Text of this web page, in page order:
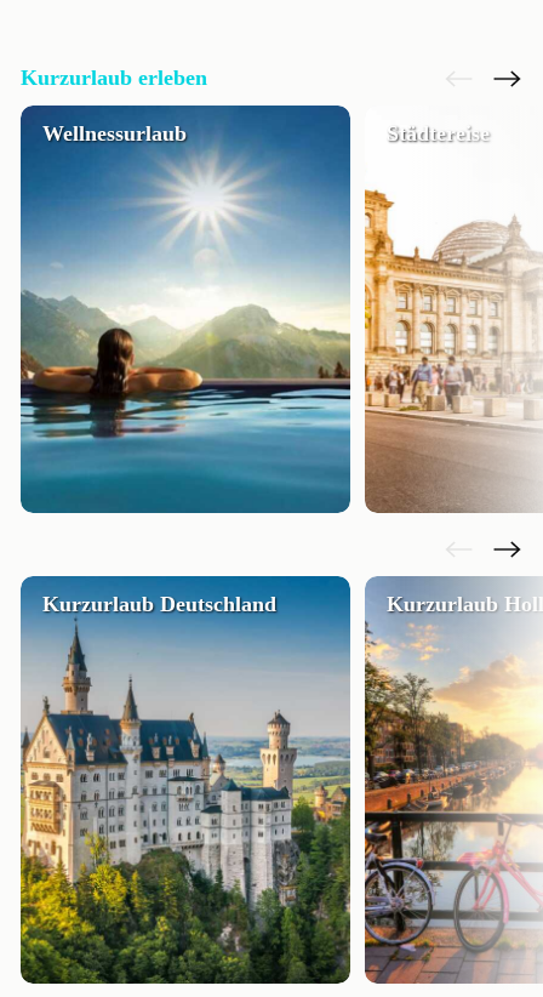
Kurzurlaub erleben
Wellnessurlaub Städtereise
Kurzurlaub Deutschland Kurzurlaub